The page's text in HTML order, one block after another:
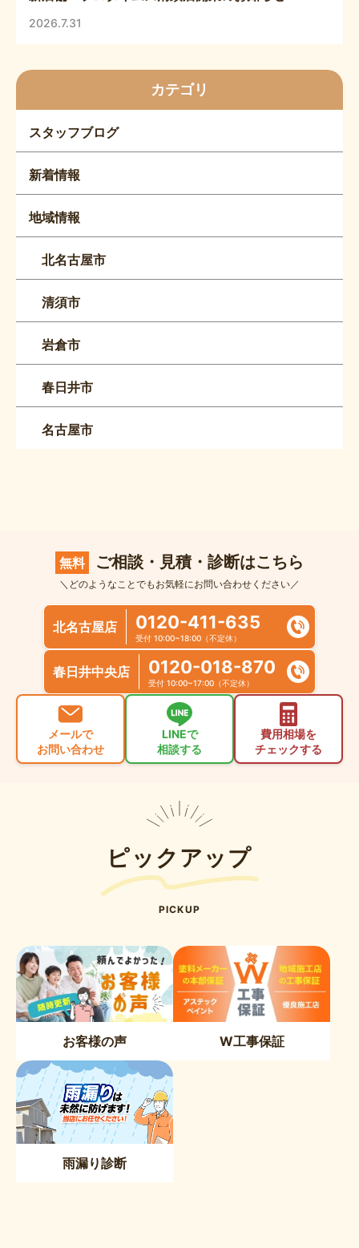
2026.7.31
カテゴリ
スタッフブログ
新着情報
地域情報
北名古屋市
清須市
岩倉市
春日井市
名古屋市
無料 ご相談・見積・診断はこちら
＼どのようなことでもお気軽にお問い合わせください／
北名古屋店 0120-411-635
受付 10:00~18:00（不定休）
春日井中央店 0120-018-870
受付 10:00~17:00（不定休）
メールで
お問い合わせ
LINEで
相談する
費用相場を
チェックする
ピックアップ
PICKUP
お客様の声 W工事保証
雨漏り診断